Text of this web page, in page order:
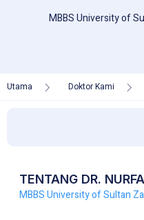
MBBS University of
Utama Doktor Kami
TENTANG DR.
MBBS University of Sultan